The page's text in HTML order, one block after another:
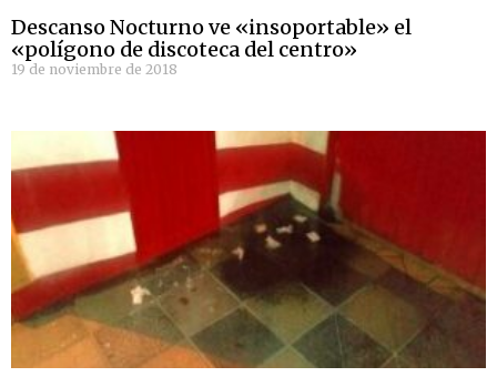
Descanso Nocturno ve «insoportable» el
«polígono de discoteca del centro»
19 de noviembre de 2018